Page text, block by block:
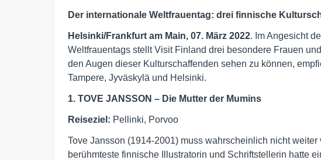
Der internationale Weltfrauentag: drei finnische
Helsinki/Frankfurt am Main, 07. März 2022. Im Angesicht
Weltfrauentags stellt Visit Finland drei besondere Frauen
den Augen dieser Kulturschaffenden sehen zu können,
Tampere, Jyväskylä und Helsinki.
1. TOVE JANSSON – Die Mutter der Mumins
Reiseziel: Pellinki, Porvoo
Tove Jansson (1914-2001) muss wahrscheinlich nicht
berühmteste finnische Illustratorin und Schriftstellerin hatte